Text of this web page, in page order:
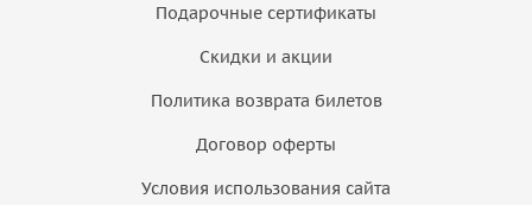
Подарочные сертификаты
Скидки и акции
Политика возврата билетов
Договор оферты
Условия использования сайта